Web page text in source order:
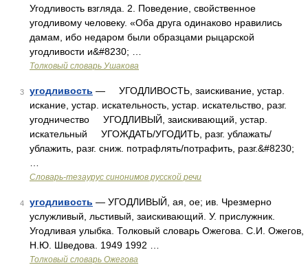
Угодливость взгляда. 2. Поведение, свойственное
угодливому человеку. «Оба друга одинаково нравились
дамам, ибо недаром были образцами рыцарской
угодливости и&#8230; …
Толковый словарь Ушакова
3 угодливость — УГОДЛИВОСТЬ, заискивание, устар.
искание, устар. искательность, устар. искательство, разг.
угодничество УГОДЛИВЫЙ, заискивающий, устар.
искательный УГОЖДАТЬ/УГОДИТЬ, разг. ублажать/
ублажить, разг. сниж. потрафлять/потрафить, разг.&#8230;
Словарь-тезаурус синонимов русской речи
4 угодливость — УГОДЛИВЫЙ, ая, ое; ив. Чрезмерно
услужливый, льстивый, заискивающий. У. прислужник.
Угодливая улыбка. Толковый словарь Ожегова. С.И. Ожегов,
Н.Ю. Шведова. 1949 1992 …
Толковый словарь Ожегова